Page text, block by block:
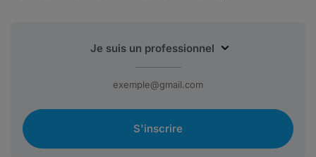
S'inscrire